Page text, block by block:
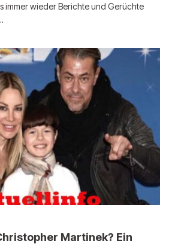
immer wieder Berichte und Gerüchte
Martinek? Ein